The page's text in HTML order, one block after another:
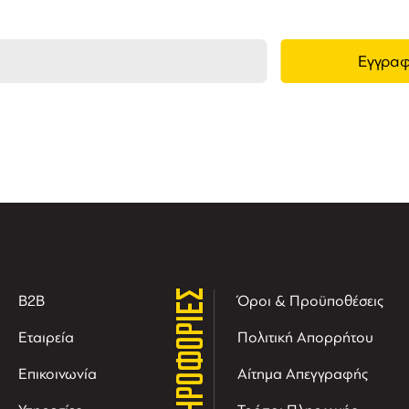
B2B
Εταιρεία
Επικοινωνία ΠΛΗΡΟΦΟΡΙΕΣ Όροι & Προϋποθέσεις
Πολιτική Απορρήτου
Αίτημα Απεγγραφής